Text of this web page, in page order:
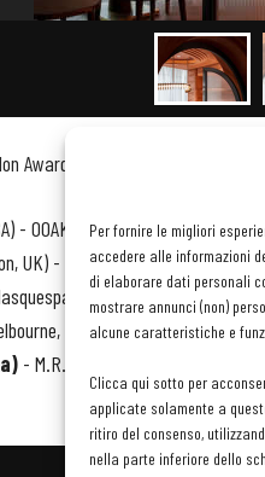
Per fornire le migliori
accedere alle informazioni
di elaborare dati personali
mostrare annunci (non)
alcune caratteristiche e
Clicca qui sotto per
applicate solamente a
ritiro del consenso,
nella parte inferiore dello
Awards, sono anche stati rivelati
- OOAK Surface Interiors - Best
UK) - Bryan O'Sullivan Studio -
-Best Middle East
Australia) - Hachem -
- M.R. STUDIO -